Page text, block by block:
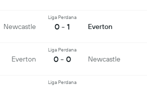
Newcastle
Liga Perdana
0 - 1 Everton
Everton
Liga Perdana
0 - 0 Newcastle
Liga Perdana